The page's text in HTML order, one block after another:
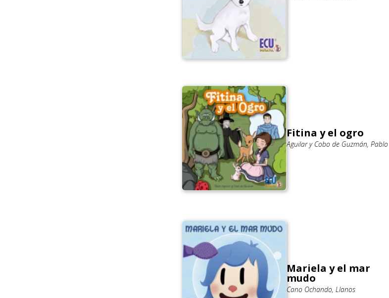
Fitina y el ogro
Aguilar y Cobo de Guzmán, Pablo
Mariela y el mar
mudo
Cano Ochando, Llanos